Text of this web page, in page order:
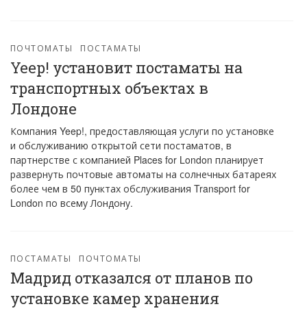
ПОЧТОМАТЫ ПОСТАМАТЫ
Yeep! установит постаматы на
транспортных объектах в
Лондоне
Компания Yeep!, предоставляющая услуги по установке
и обслуживанию открытой сети постаматов, в
партнерстве с компанией Places for London планирует
развернуть почтовые автоматы на солнечных батареях
более чем в 50 пунктах обслуживания Transport for
London по всему Лондону.
ПОСТАМАТЫ ПОЧТОМАТЫ
Мадрид отказался от планов по
установке камер хранения